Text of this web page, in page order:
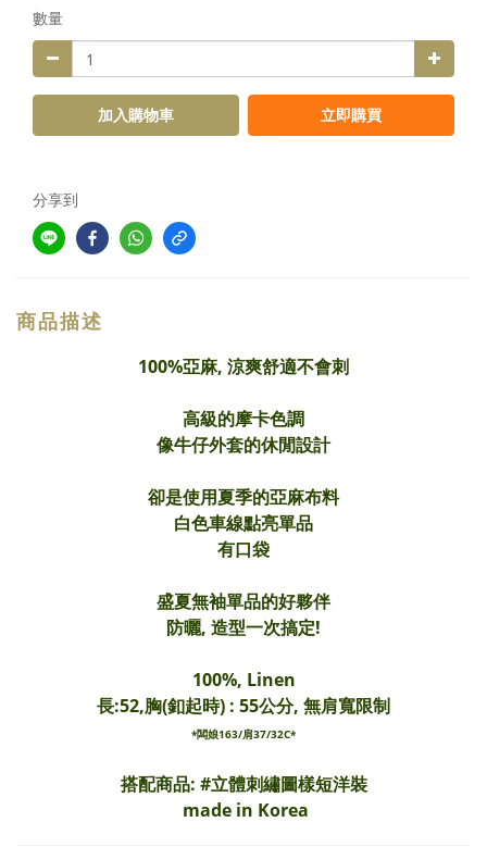
數量
加入購物車 立即購買
分享到
商品描述
100%亞麻, 涼爽舒適不會刺
高級的摩卡色調
像牛仔外套的休閒設計
卻是使用夏季的亞麻布料
白色車線點亮單品
有口袋
盛夏無袖單品的好夥伴
防曬, 造型一次搞定!
100%, Linen
長:52,胸(釦起時) : 55公分, 無肩寬限制
*闆娘163/肩37/32C*
搭配商品: #立體刺繡圖樣短洋裝
made in Korea